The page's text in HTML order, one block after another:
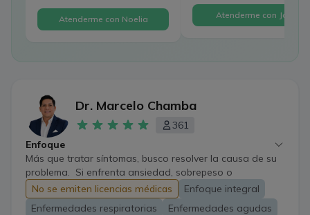
Atenderme con Noelia Atenderme con Jorge
Dr. Marcelo Chamba
361
Enfoque
Más que tratar síntomas, busco resolver la causa de su
problema. Si enfrenta ansiedad, sobrepeso o
enfermedades crónicas, trabajaremos con un plan
médico integral, personalizado y basado en evidencia.
No se emiten licencias médicas
Enfoque integral
Enfermedades respiratorias
Enfermedades agudas